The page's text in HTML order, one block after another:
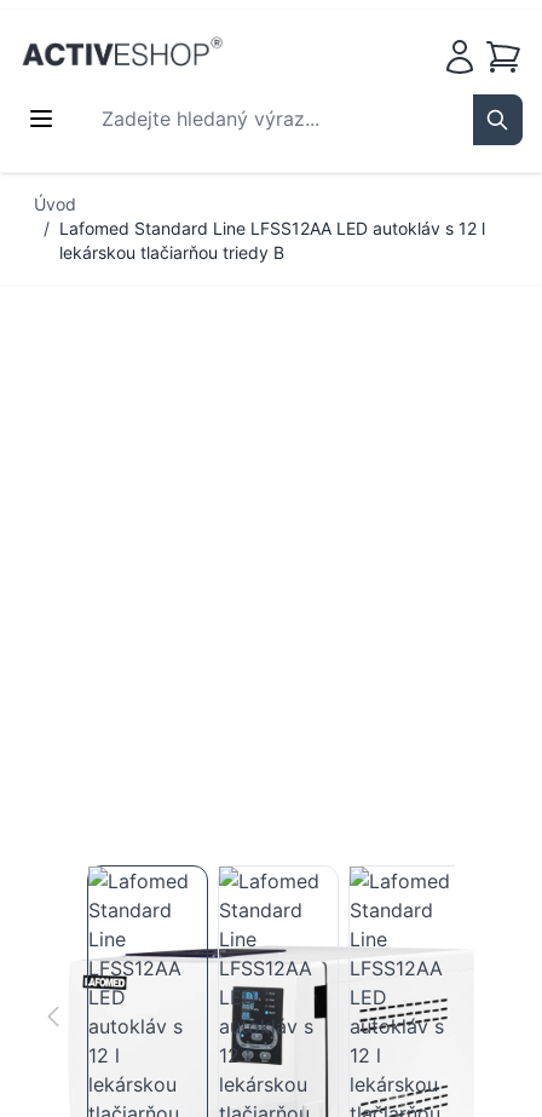
Zadejte hledaný výraz...
Košík
Úvod
/ Lafomed Standard Line LFSS12AA LED autokláv s 12 l
lekárskou tlačiarňou triedy B